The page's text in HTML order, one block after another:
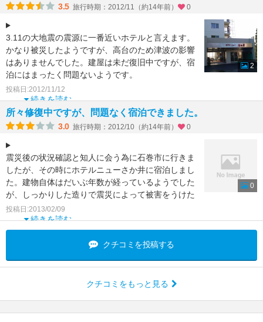
3.5 旅行時期：2012/11（約14年前） 0
3.11の大地震の震源に一番近いホテルと言えます。
かなり被災したようですが、高台のため津波の影響
はありませんでした。建屋は未だ復旧中ですが、宿
泊にはまったく問題ないようです。
ただ、牡鹿半島は全体で
続きを読む
投稿日:2012/11/12
2
所々修復中ですが、問題なく宿泊できました。
3.0 旅行時期：2012/10（約14年前） 0
震災後の状況確認と知人に会う為に石巻市に行きま
したが、その時にホテルニューさか井に宿泊しまし
た。建物自体はだいぶ年数が経っているようでした
が、しっかりした造りで震災によって被害をうけた
後も営業を続けて
続きを読む
投稿日:2013/02/09
0
クチコミを投稿する
クチコミをもっと見る